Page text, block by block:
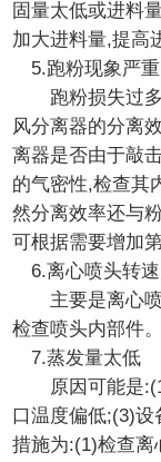
固量太低或进料
加大进料量,提高
5.跑粉现象严
跑粉损失过多,
风分离器的分离
离器是否由于敲
的气密性,检查其
然分离效率还与
可根据需要增加
6.离心喷头转
主要是离心喷
检查喷头内部件。
7.蒸发量太低
原因可能是:(1)
口温度偏低;(3)
措施为:(1)检查离